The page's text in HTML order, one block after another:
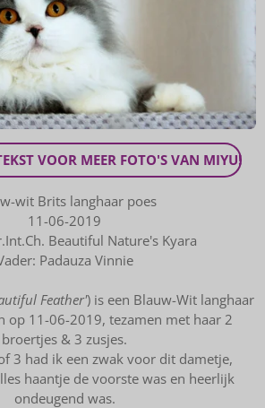
VOOR MEER FOTO'S VAN MIYU!
wit Brits langhaar poes
11-06-2019
Beautiful Nature's Kyara
Padauza Vinnie
Feather') is een Blauw-Wit langhaar
op 11-06-2019, tezamen met haar 2
broertjes & 3 zusjes.
3 had ik een zwak voor dit dametje,
haantje de voorste was en heerlijk
ondeugend was.